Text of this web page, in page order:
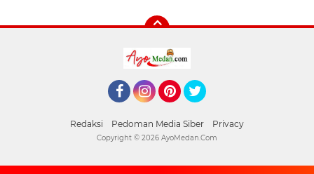
Redaksi Pedoman Media Siber Privacy
Copyright © 2026 AyoMedan.Com